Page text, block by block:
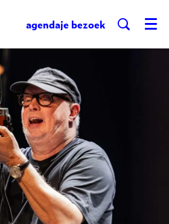
agendaje bezoek Menu